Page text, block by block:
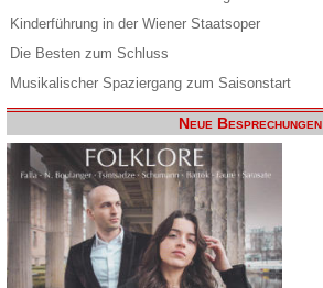
Kinderführung in der Wiener Staatsoper
Die Besten zum Schluss
Musikalischer Spaziergang zum Saisonstart
Neue Besprechungen